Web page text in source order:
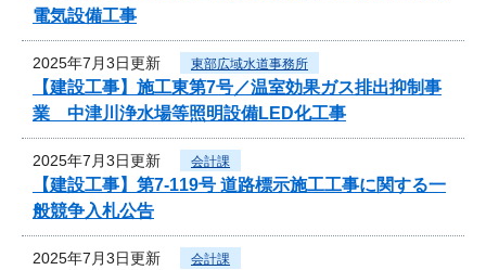
電気設備工事
2025年7月3日更新 東部広域水道事務所
【建設工事】施工東第7号／温室効果ガス排出抑制事
業 中津川浄水場等照明設備LED化工事
2025年7月3日更新 会計課
【建設工事】第7-119号 道路標示施工工事に関する一
般競争入札公告
2025年7月3日更新 会計課